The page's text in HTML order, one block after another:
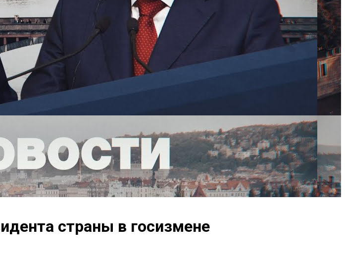
страны в госизмене